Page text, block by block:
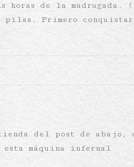
horas de la madrugada.
Primero
del post de abajo,
máquina infernal